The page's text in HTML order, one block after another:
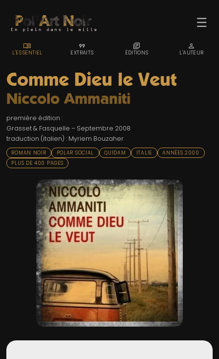
☰
ACCUEIL
TROMBINO
INDEX
RECHERCHE
LIENS & FESTIVALS
UN POLAR AU HASARD
Comme Dieu le Veut
Niccolo Ammaniti
première édition :
Grasset & Fasquelle – Septembre 2008
traduction (italien) : Myriem Bouzaher
ROMAN NOIR POLAR SOCIAL QUIDAM ITALIE
ANNÉES 2000
PLUS DE 400 PAGES
MENU_BOOK
L'ESSENTIEL
FORMAT_QUOTE
EXTRAITS
LIBRARY_BOOKS
ÉDITIONS
PERSON
L'AUTEUR